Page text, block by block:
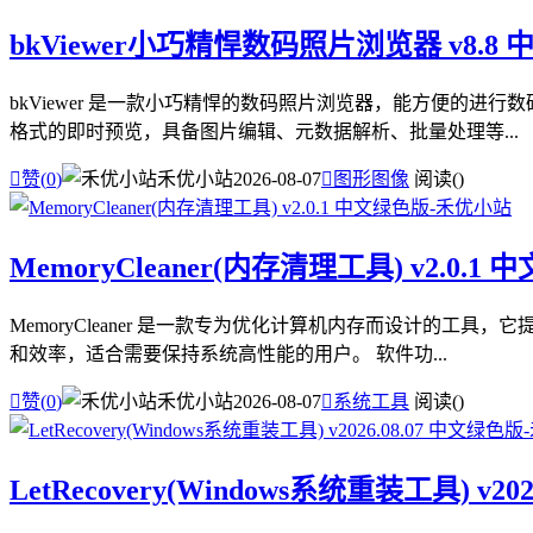
bkViewer小巧精悍数码照片浏览器 v8.8
bkViewer 是一款小巧精悍的数码照片浏览器，能方便的进行
格式的即时预览，具备图片编辑、元数据解析、批量处理等...
赞(0) 禾优小站2026-08-07 图形图像 阅读()
MemoryCleaner(内存清理工具) v2.0.1 中
MemoryCleaner 是一款专为优化计算机内存而设计的工具，
和效率，适合需要保持系统高性能的用户。 软件功...
赞(0) 禾优小站2026-08-07系统工具 阅读()
LetRecovery(Windows系统重装工具)